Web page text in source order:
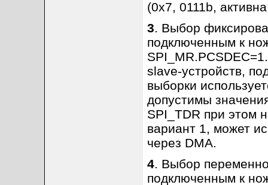
(0x7, 0111b,
3. Выбор
подключенным к
slave-устройств,
выборки
допустимы
SPI_TDR при этом
вариант 1, может
через DMA.
4. Выбор
подключенным к